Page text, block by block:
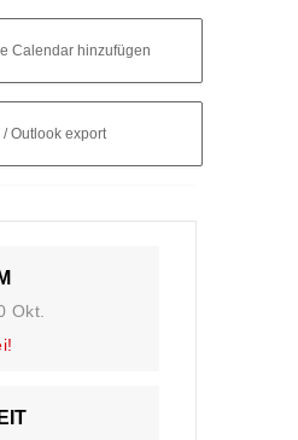
Calendar hinzufügen
Outlook export
Okt.